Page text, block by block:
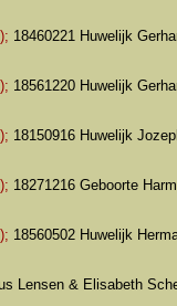
18460221 Huwelijk
18561220 Huwelijk
18150916 Huwelijk
18271216 Geboorte
18560502 Huwelijk
Lensen & Elisabeth